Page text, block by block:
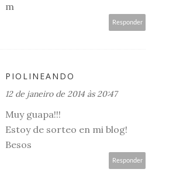
m
Responder
PIOLINEANDO
12 de janeiro de 2014 às 20:47
Muy guapa!!!
Estoy de sorteo en mi blog!
Besos
Responder